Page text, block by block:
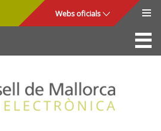
Webs oficials
La Seu
Consell de Mallorca
Accés i seguretat